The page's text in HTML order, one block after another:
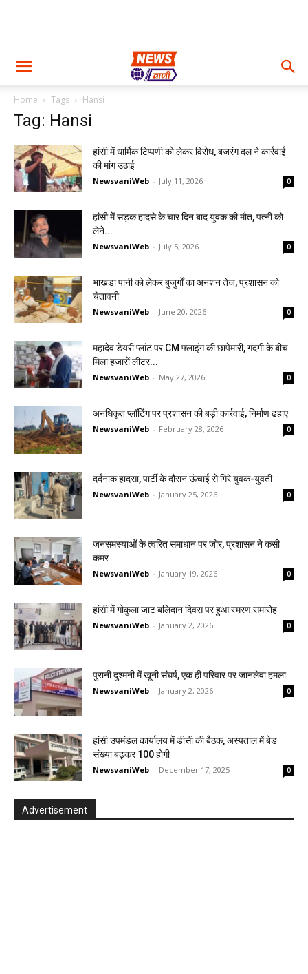
Home Tags Hansi
Tag: Hansi
हांसी में धार्मिक टिप्पणी को लेकर विरोध, बजरंग दल ने कार्रवाई
की मांग उठाई
NewsvaniWeb - July 11, 2026 0
हांसी में सड़क हादसे के चार दिन बाद युवक की मौत, पत्नी को
लेने...
NewsvaniWeb - July 5, 2026 0
भाखड़ा पानी को लेकर बुजुर्गों का अनशन तेज, प्रशासन को
चेतावनी
NewsvaniWeb - June 20, 2026 0
महादेव डेयरी प्लांट पर CM फ्लाइंग की छापेमारी, गंदगी के बीच
मिला हजारों लीटर...
NewsvaniWeb - May 27, 2026 0
अनधिकृत प्लॉटिंग पर प्रशासन की बड़ी कार्रवाई, निर्माण ढहाए
NewsvaniWeb - February 28, 2026 0
दर्दनाक हादसा, पार्टी के दौरान ऊंचाई से गिरे युवक-युवती
NewsvaniWeb - January 25, 2026 0
जनसमस्याओं के त्वरित समाधान पर जोर, प्रशासन ने कसी
कमर
NewsvaniWeb - January 19, 2026 0
हांसी में गोकुला जाट बलिदान दिवस पर हुआ स्मरण समारोह
NewsvaniWeb - January 2, 2026 0
पुरानी दुश्मनी में खूनी संघर्ष, एक ही परिवार पर जानलेवा हमला
NewsvaniWeb - January 2, 2026 0
हांसी उपमंडल कार्यालय में डीसी की बैठक, अस्पताल में बेड
संख्या बढ़कर 100 होगी
NewsvaniWeb - December 17, 2025 0
Advertisement